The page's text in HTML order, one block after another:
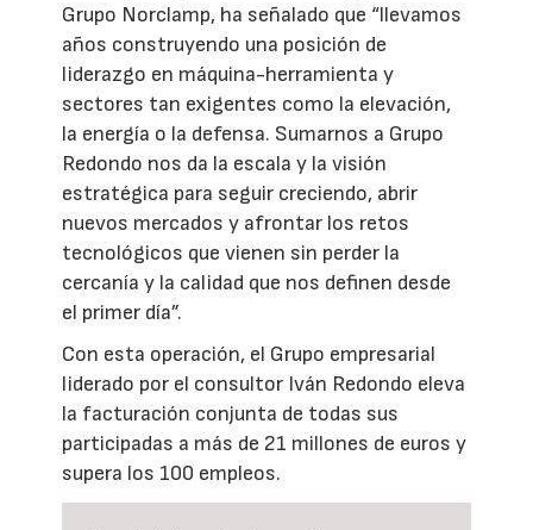
Grupo Norclamp, ha señalado que “llevamos
años construyendo una posición de
liderazgo en máquina-herramienta y
sectores tan exigentes como la elevación,
la energía o la defensa. Sumarnos a Grupo
Redondo nos da la escala y la visión
estratégica para seguir creciendo, abrir
nuevos mercados y afrontar los retos
tecnológicos que vienen sin perder la
cercanía y la calidad que nos definen desde
el primer día”.
Con esta operación, el Grupo empresarial
liderado por el consultor Iván Redondo eleva
la facturación conjunta de todas sus
participadas a más de 21 millones de euros y
supera los 100 empleos.